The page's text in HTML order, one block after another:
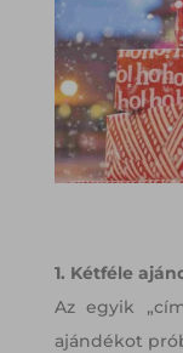
1. Kétféle
Az egyik
ajándékot